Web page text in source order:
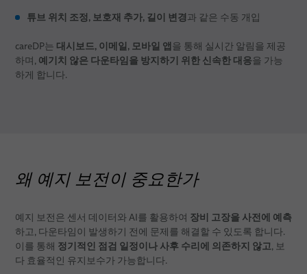
튜브 위치 조정, 보호재 추가, 길이 변경과 같은 수동 개입
careDP는 대시보드, 이메일, 모바일 앱 을 통해 실시간 알림을 제공
하며, 예기치 않은 다운타임을 방지하기 위한 신속한 대응을 가능
하게 합니다.
왜 예지 보전이 중요한가
예지 보전은 센서 데이터와 AI를 활용하여 장비 고장을 사전에 예측
하고, 다운타임이 발생하기 전에 문제를 해결할 수 있도록 합니다.
이를 통해 정기적인 점검 일정이나 사후 수리에 의존하지 않고, 보
다 효율적인 유지보수가 가능합니다.